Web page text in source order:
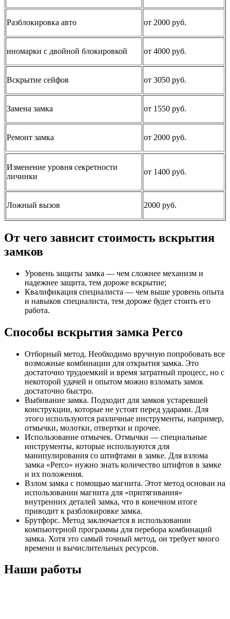
Разблокировка авто от 2000 руб.
иномарки с двойной блокировкой от 4000 руб.
Вскрытие сейфов от 3050 руб.
Замена замка от 1550 руб.
Ремонт замка от 2000 руб.
Изменение уровня секретности
личинки
от 1400 руб.
Ложный вызов 2000 руб.
От чего зависит стоимость вскрытия
замков
Уровень защиты замка — чем сложнее механизм и
надежнее защита, тем дороже вскрытие;
Квалификация специалиста — чем выше уровень опыта
и навыков специалиста, тем дороже будет стоить его
работа.
Способы вскрытия замка Perco
Отборный метод. Необходимо вручную попробовать все
возможные комбинации для открытия замка. Это
достаточно трудоемкий и время затратный процесс, но с
некоторой удачей и опытом можно взломать замок
достаточно быстро.
Выбивание замка. Подходит для замков устаревшей
конструкции, которые не устоят перед ударами. Для
этого используются различные инструменты, например,
отмычки, молотки, отвертки и прочее.
Использование отмычек. Отмычки — специальные
инструменты, которые используются для
манипулирования со штифтами в замке. Для взлома
замка «Perco» нужно знать количество штифтов в замке
и их положения.
Взлом замка с помощью магнита. Этот метод основан на
использовании магнита для «притягивания»
внутренних деталей замка, что в конечном итоге
приводит к разблокировке замка.
Брутфорс. Метод заключается в использовании
компьютерной программы для перебора комбинаций
замка. Хотя это самый точный метод, он требует много
времени и вычислительных ресурсов.
Наши работы